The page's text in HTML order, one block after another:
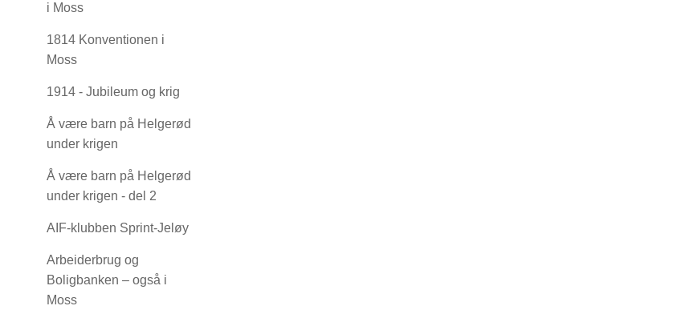
i Moss
1814 Konventionen i
Moss
1914 - Jubileum og krig
Å være barn på Helgerød
under krigen
Å være barn på Helgerød
under krigen - del 2
AIF-klubben Sprint-Jeløy
Arbeiderbrug og
Boligbanken – også i
Moss